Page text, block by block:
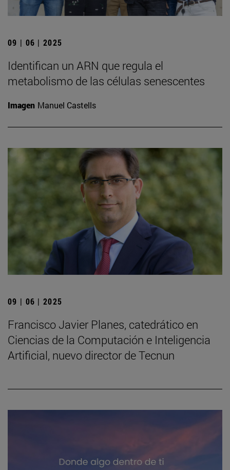
09 | 06 | 2025
Identifican un ARN que regula el
metabolismo de las células senescentes
Imagen Manuel Castells
09 | 06 | 2025
Francisco Javier Planes, catedrático en
Ciencias de la Computación e Inteligencia
Artificial, nuevo director de Tecnun